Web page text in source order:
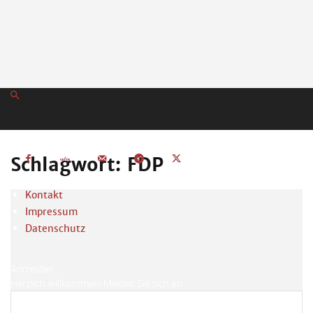
Kontakt
Impressum
Datenschutz
Schlagwort: FDP